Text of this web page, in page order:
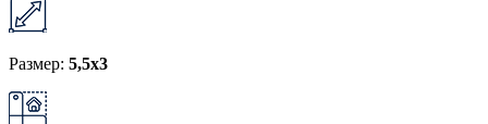
Размер: 5,5x3